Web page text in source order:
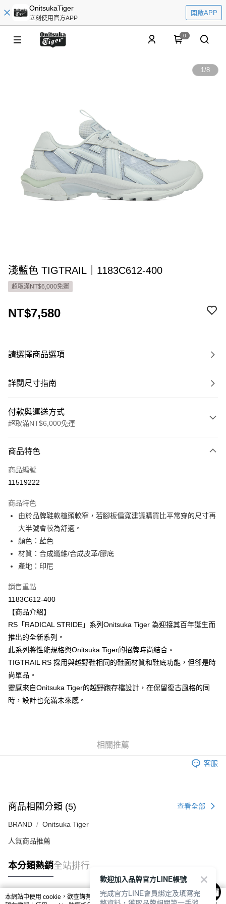
OnitsukaTiger
立刻使用官方APP
開啟APP
0
1/8
淺藍色 TIGTRAIL｜1183C612-400
超取滿NT$6,000免運
NT$7,580
請選擇商品選項
詳閱尺寸指南
付款與運送方式
超取滿NT$6,000免運
信用卡一次付款
超商取貨付款
Apple Pay
ATM付款
運送方式
每筆NT$80，滿NT$6,000(含以上)免運費
萊爾富取貨付款
每筆NT$80，滿NT$6,000(含以上)免運費
付款後萊爾富取貨
每筆NT$80，滿NT$6,000(含以上)免運費
7-11取貨付款
每筆NT$80，滿NT$6,000(含以上)免運費
商品特色
商品編號
11519222
商品特色
由於品牌鞋款楦頭較窄，若腳板偏寬建議購買比平常穿的尺寸再
大半號會較為舒適。
顏色：藍色
材質：合成纖維/合成皮革/膠底
產地：印尼
銷售重點
1183C612-400
【商品介紹】
RS「RADICAL STRIDE」系列Onitsuka Tiger 為迎接其百年誕生而
推出的全新系列。
此系列將性能規格與Onitsuka Tiger的招牌時尚結合。
TIGTRAIL RS 採用與越野鞋相同的鞋面材質和鞋底功能，但卻是時
尚單品。
靈感來自Onitsuka Tiger的越野跑存檔設計，在保留復古風格的同
時，設計也充滿未來感。
相關推薦
客服
商品相關分類 (5) 查看全部
BRAND Onitsuka Tiger
人氣商品推薦
本分類熱銷全站排行
本網站中使用 cookie，欲查詢有關本網站使用 cookie 方式之詳情，及若您不希
歡迎加入品牌官方LINE帳號
完成官方LINE會員綁定及填寫完